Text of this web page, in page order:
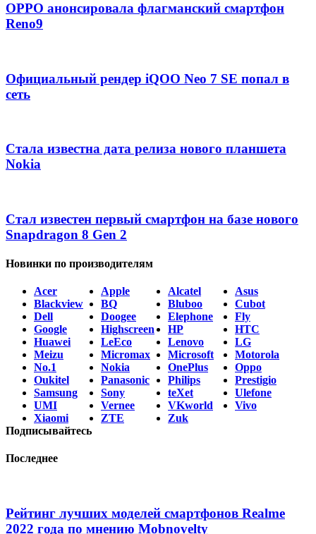
OPPO анонсировала флагманский смартфон
Reno9
Официальный рендер iQOO Neo 7 SE попал в
сеть
Стала известна дата релиза нового планшета
Nokia
Стал известен первый смартфон на базе нового
Snapdragon 8 Gen 2
Новинки по производителям
Acer Apple Alcatel
Asus
Blackview
BQ Bluboo
Cubot
Dell
Doogee Elephone
Fly
Google
Highscreen HP
HTC
Huawei
LeEco Lenovo
LG
Meizu
Micromax Microsoft
Motorola
No.1
Nokia OnePlus
Oppo
Oukitel
Panasonic Philips
Prestigio
Samsung
Sony teXet
Ulefone
UMI
Vernee VKworld
Vivo
Xiaomi
ZTE
Zuk
Подписывайтесь
Последнее
Рейтинг лучших моделей смартфонов Realme
2022 года по мнению Mobnovelty